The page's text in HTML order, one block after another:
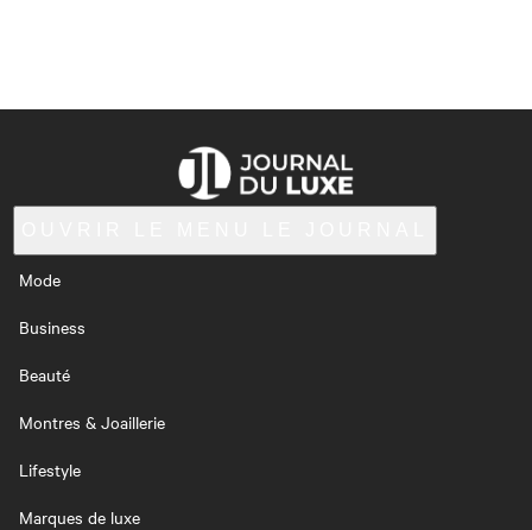
Mode
Business
Beauté
Montres & Joaillerie
Lifestyle
Marques de luxe